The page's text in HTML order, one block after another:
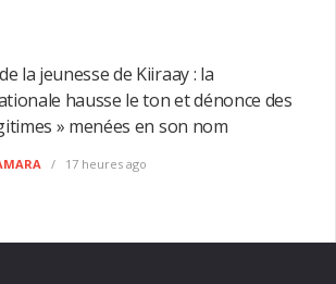
la jeunesse de Kiiraay : la
hausse le ton et dénonce des
» menées en son nom
17 heures ago